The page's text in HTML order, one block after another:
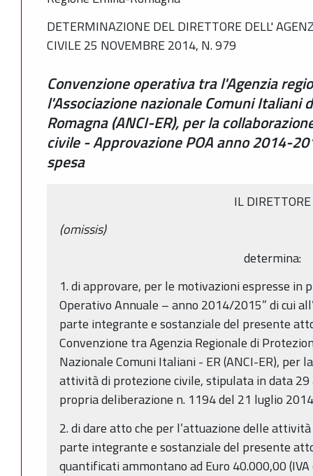
DETERMINAZIONE DEL DIRETTORE DELL'
CIVILE 25 NOVEMBRE 2014, N. 979
Convenzione operativa tra l'Agenzia
l'Associazione nazionale Comuni Italiani
Romagna (ANCI-ER), per la
civile - Approvazione POA anno 2014-
spesa
IL DIRETTORE
(omissis)
determina:
1. di approvare, per le motivazioni espresse in
Operativo Annuale – anno 2014/2015” di cui
parte integrante e sostanziale del presente
Convenzione tra Agenzia Regionale di
Nazionale Comuni Italiani - ER (ANCI-ER), per
attività di protezione civile, stipulata in data
propria deliberazione n. 1194 del 21 luglio
2. di dare atto che per l’attuazione delle
parte integrante e sostanziale del presente
quantificati ammontano ad Euro 40.000,00